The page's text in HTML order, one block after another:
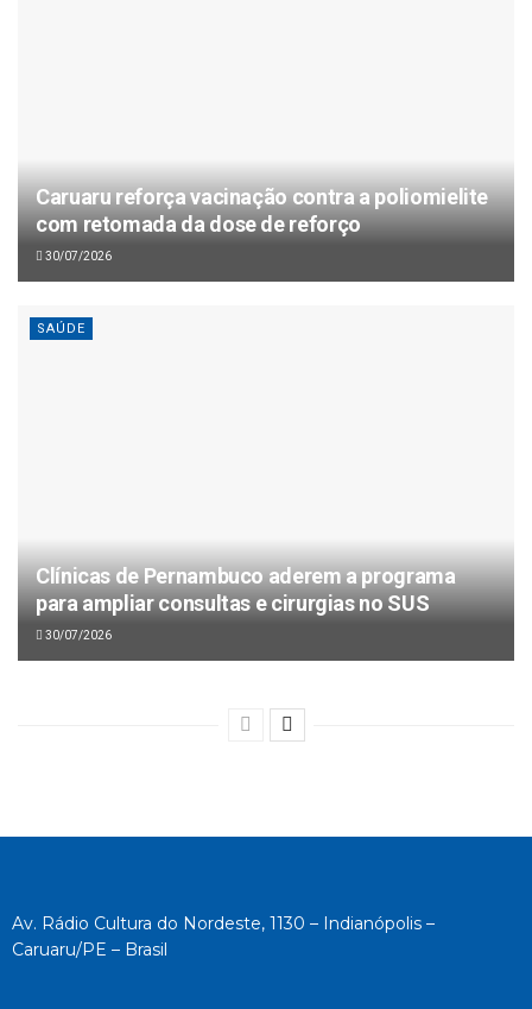
Caruaru reforça vacinação contra a poliomielite
com retomada da dose de reforço
30/07/2026
SAÚDE
Clínicas de Pernambuco aderem a programa
para ampliar consultas e cirurgias no SUS
30/07/2026
Av. Rádio Cultura do Nordeste, 1130 – Indianópolis –
Caruaru/PE – Brasil